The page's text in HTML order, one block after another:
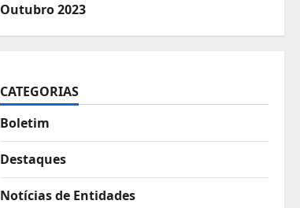
Outubro 2023
CATEGORIAS
Boletim
Destaques
Notícias de Entidades